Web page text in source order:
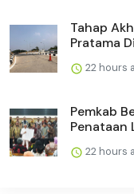
Tahap
Pratama
22 hours
Pemkab
Penataan
22 hours